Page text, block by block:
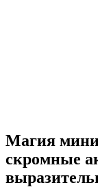
Магия
скромные